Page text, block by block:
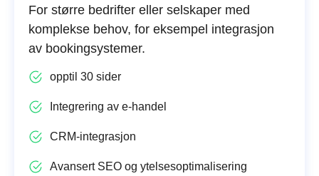
For større bedrifter eller selskaper med
komplekse behov, for eksempel integrasjon
av bookingsystemer.
opptil 30 sider
Integrering av e-handel
CRM-integrasjon
Avansert SEO og ytelsesoptimalisering